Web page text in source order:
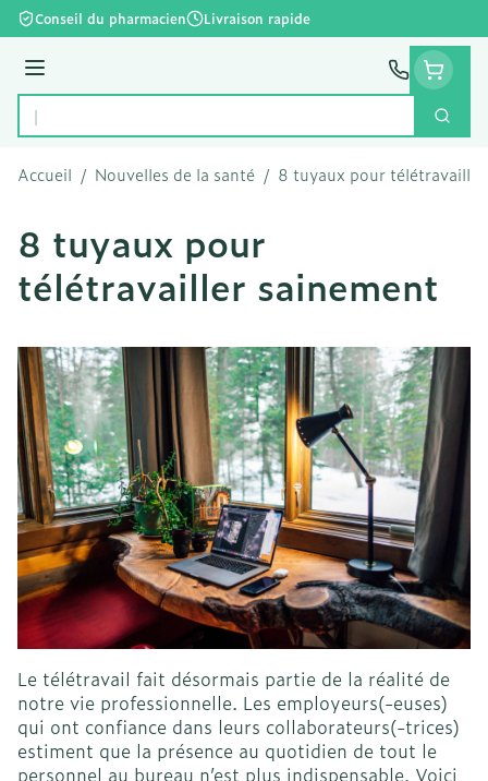
Aller au contenu
Conseil du pharmacien Livraison rapide
Menu
Rechercher
Accueil / Nouvelles de la santé / 8 tuyaux pour
8 tuyaux pour
télétravailler sainement
Le télétravail fait désormais partie de la réalité de
notre vie professionnelle. Les employeurs(-euses)
qui ont confiance dans leurs collaborateurs(-trices)
estiment que la présence au quotidien de tout le
personnel au bureau n’est plus indispensable. Voici